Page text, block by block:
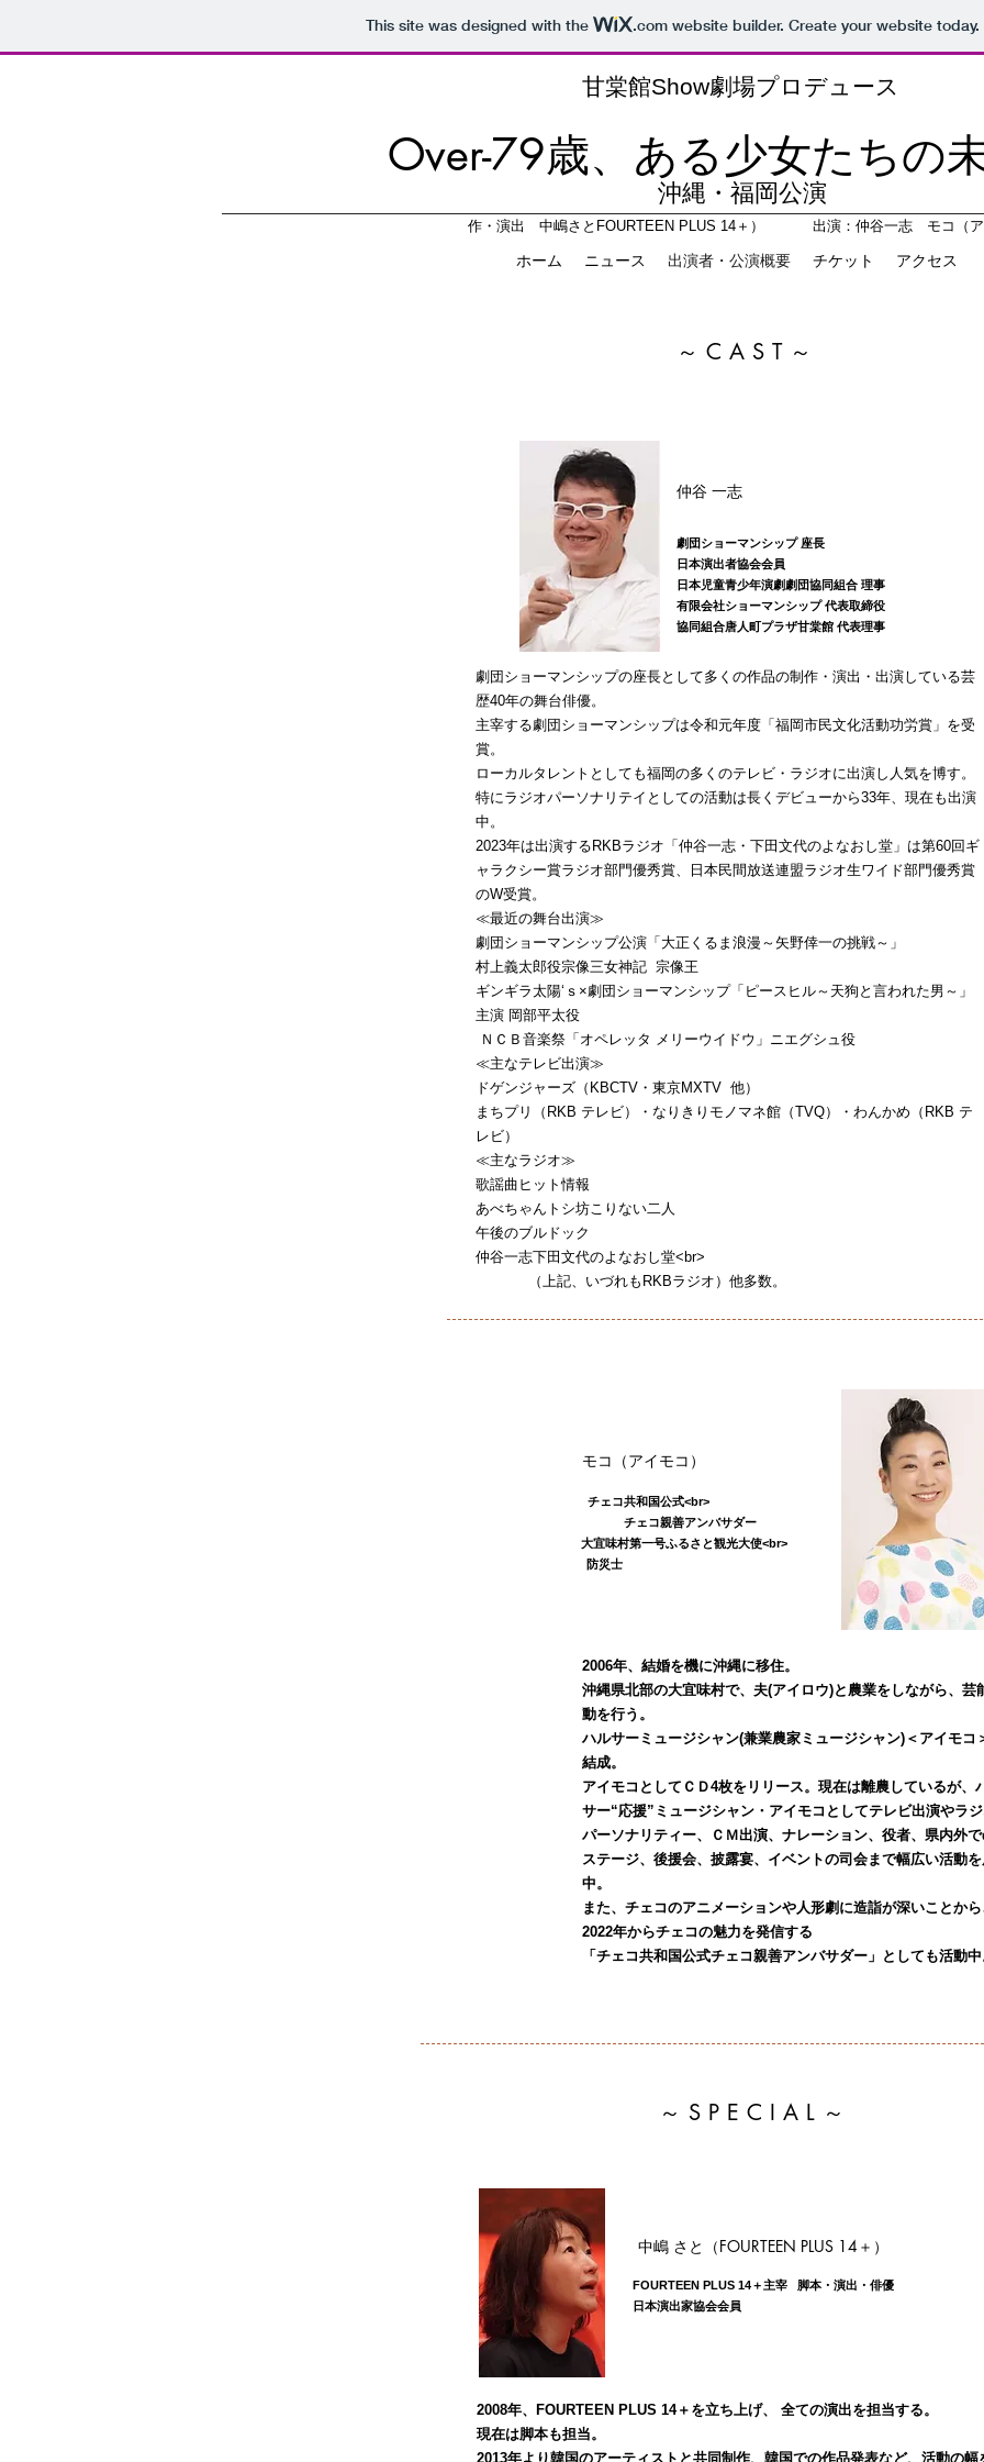
This site was designed with the .comwebsite builder. Create your website today.
​甘棠館Show劇場プロデュース
Over-79歳、ある少女たちの
​沖縄・福岡公演
作・演出 中嶋さとFOURTEEN PLUS 14＋） 出演：仲谷一志 モコ（ア
ホーム ニュース 出演者・公演概要 チケット アクセス
～CAST～
​仲谷 一志
劇団ショーマンシップ 座長
日本演出者協会会員
日本児童青少年演劇劇団協同組合 理事
有限会社ショーマンシップ 代表取締役
協同組合唐人町プラザ甘棠館 代表理事
劇団ショーマンシップの座長として多くの作品の制作・演出・出演している芸
歴40年の舞台俳優。
主宰する劇団ショーマンシップは令和元年度「福岡市民文化活動功労賞」を受
賞。
ローカルタレントとしても福岡の多くのテレビ・ラジオに出演し人気を博す。
特にラジオパーソナリテイとしての活動は長くデビューから33年、現在も出演
中。
2023年は出演するRKBラジオ「仲谷一志・下田文代のよなおし堂」は第60回ギ
ャラクシー賞ラジオ部門優秀賞、
日本民間放送連盟ラジオ生ワイド部門優秀賞
のW受賞。
≪最近の舞台出演≫
劇団ショーマンシップ公演「大正くるま浪漫～矢野倖一の挑戦～」
村上義太郎役宗像三女神記 宗像王
ギンギラ太陽‘ｓ×劇団ショーマンシップ「ピースヒル～天狗と言われた男～」
主演 岡部平太役
ＮＣＢ音楽祭「オペレッタ メリーウイドウ」ニエグシュ役
≪主なテレビ出演≫
ドゲンジャーズ（KBCTV・東京MXTV 他）
まちプリ（RKB テレビ）・なりきりモノマネ館（TVQ）・わんかめ（RKB テ
レビ）
≪主なラジオ≫
歌謡曲ヒット情報
あべちゃんトシ坊こりない二人
午後のブルドック
仲谷一志下田文代のよなおし堂<br>
（上記、いづれもRKBラジオ）他多数。
​モコ（アイモコ）
チェコ共和国公式<br>
チェコ親善アンバサダー
大宜味村第一号ふるさと観光大使<br>
防災士
2006年、結婚を機に沖縄に移住。
沖縄県北部の大宜味村で、夫(アイロウ)と農業をしながら、芸
動を行う。
ハルサーミュージシャン(兼業農家ミュージシャン)＜アイモコ
結成。
アイモコとしてＣＤ4枚をリリース。現在は離農しているが、
サー“応援”ミュージシャン・アイモコとしてテレビ出演やラ
パーソナリティー、ＣＭ出演、ナレーション、役者、県内外
ステージ、後援会、 披露宴、イベントの司会まで幅広い活動
中。
また、チェコのアニメーションや人形劇に造詣が深いことか
2022年からチェコの魅力を発信する
「チェコ共和国公式チェコ親善アンバサダー」としても活動
～​SPECIAL～
​中嶋 さと（FOURTEEN PLUS 14＋）
FOURTEEN PLUS 14＋主宰 脚本・演出・俳優
日本演出家協会会員
2008年、FOURTEEN PLUS 14＋を立ち上げ、
全ての演出を担当する。
現在は脚本も担当。
2013年より韓国のアーティストと共同制作、韓国での作品発表など、活動の幅